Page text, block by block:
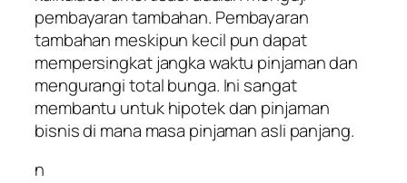
pembayaran tambahan. Pembayaran
tambahan meskipun kecil pun dapat
mempersingkat jangka waktu pinjaman dan
mengurangi total bunga. Ini sangat
membantu untuk hipotek dan pinjaman
bisnis di mana masa pinjaman asli panjang.
n